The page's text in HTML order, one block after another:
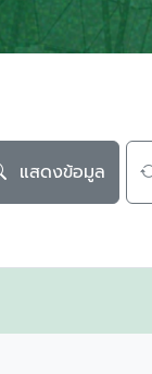
แสดงข้อมูล